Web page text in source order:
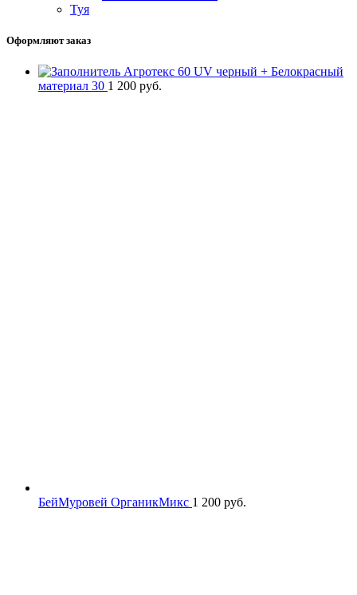
Туя
Оформляют заказ
Агротекс 60 UV черный + Белокрасный
материал 30 1 200 руб.
БейМуровей ОрганикМикс 1 200 руб.